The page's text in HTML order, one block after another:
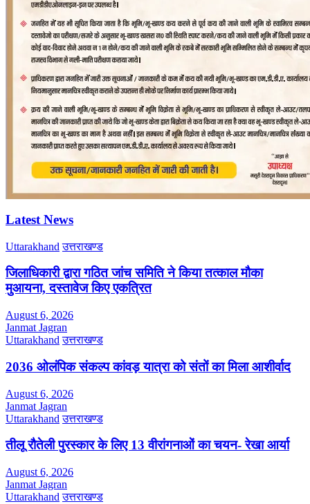
Latest News
Uttarakhand उत्तराखण्ड
जिलाधिकारी द्वारा गठित जांच समिति ने किया तत्काल मौका
मुआयना, दस्तावेज किए एकत्रित
August 6, 2026
Janmat Jagran
Uttarakhand उत्तराखण्ड
2036 ओलंपिक संकल्प कांवड़ यात्रा को संतों का मिला आशीर्वाद
August 6, 2026
Janmat Jagran
Uttarakhand उत्तराखण्ड
तीलू रौतेली पुरस्कार के लिए 13 वीरांगनाओं का चयन- रेखा आर्या
August 6, 2026
Janmat Jagran
Uttarakhand उत्तराखण्ड